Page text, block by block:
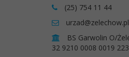
(25) 754 11 44
urzad@zelechow.pl
BS Garwolin O/
32 9210 0008 0019